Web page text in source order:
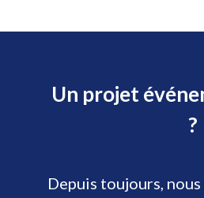
Un projet
?
Depuis toujours,